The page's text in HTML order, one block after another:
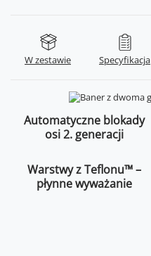
W zestawie Specyfikacja
Automatyczne blokady
osi 2. generacji
Warstwy z Teflonu™ –
płynne wyważanie